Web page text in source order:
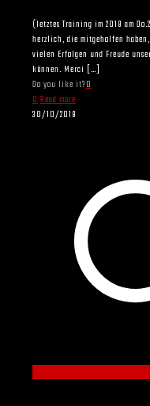
(letztes Training im 2018 am
herzlich, die mitgeholfen
vielen Erfolgen und Freude
können. Merci […]
Do you like it?0
0Read more
30/10/2018